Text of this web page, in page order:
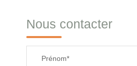
Nous contacter
Prénom*